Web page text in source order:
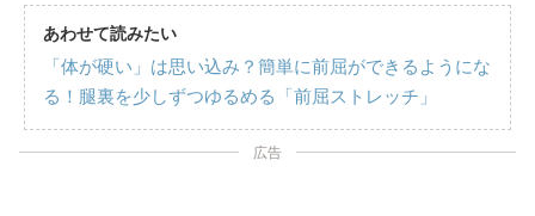
あわせて読みたい
「体が硬い」は思い込み？簡単に前屈ができるようにな
る！腿裏を少しずつゆるめる「前屈ストレッチ」
広告